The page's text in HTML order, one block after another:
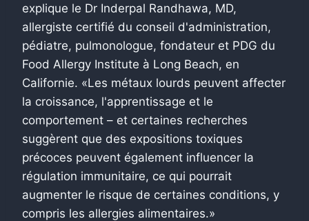
explique le Dr Inderpal Randhawa, MD,
allergiste certifié du conseil d'administration,
pédiatre, pulmonologue, fondateur et PDG du
Food Allergy Institute à Long Beach, en
Californie. «Les métaux lourds peuvent affecter
la croissance, l'apprentissage et le
comportement – et certaines recherches
suggèrent que des expositions toxiques
précoces peuvent également influencer la
régulation immunitaire, ce qui pourrait
augmenter le risque de certaines conditions, y
compris les allergies alimentaires.»